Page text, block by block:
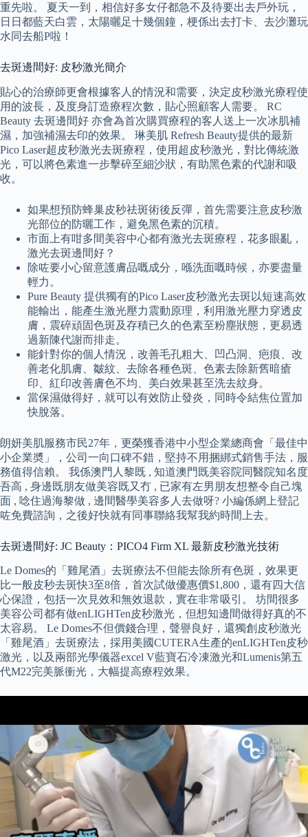
重先啦。 夏天一到，相信好多女仔都急不及待要出去戶外玩，
日日都藍天白雲，太陽曬足十幾個鐘，梗係出去打卡、去沙灘玩
水同去船P啦！
去斑邊間好: 皮秒激光簡介
貼心的治療師更會根據客人的情況和需要，決定皮秒激光療程使
用的波長，及度身訂造療程次數，貼心照顧客人需要。 RC
Beauty 去斑邊間好 亦會為首次購買療程的客人送上一次冰肌補
濕，加強補濕去印的效果。 琳美肌 Refresh Beauty提供的最新
Pico Laser超皮秒激光去斑療程，使用超皮秒激光，對比傳統激
光，可以將色素進一步擊碎至細沙狀，有助黑色素的代謝和吸
收。
如果想預防蜂巢皮秒祛斑術後反彈，首先需要注意皮秒激
光部位的防曬工作，避免黑色素的沉積。
市面上有咁多間美容中心都有激光去斑療程，花多眼亂，
激光去斑邊間好？
除咗要小心留意護膚品嘅成分，喺洗面嘅時候，亦要盡量
輕力。
Pure Beauty 提供獨有的Pico Laser皮秒激光去斑以短速高效
能輸出，能產生激光壓力震動原理，利用激光壓力穿透皮
膚，震碎頑固色斑及存積已久的色素至粉塵狀態，更易透
過新陳代謝而排走。
能針對你的個人情況，改善毛孔粗大、凹凸洞、疤痕、改
善老化肌膚、皺紋、去除各種色斑、色素去除新舊暗瘡
印、紅印改善膚色不均、美白效果甚至洗去紋身。
當保濕做得好，就可以有效防止發炎，同時令結焦位置加
快脫落。
朗妍美肌服務市民27年，更榮獲香港中小型企業總商會「最佳中
小企業奬」，公司一向口碑不錯，堅持不用捆綁式銷售手法，服
務值得信賴。 我係澳門人黎既 , 知道澳門既美容院同醫院知名度
吾高 , 身邊既朋友做美容既又冇 , 已家有左男朋友想整令自己塊
面 , 唸住過海黎做 , 邊間醫學美容多人去做呀? 小編係網上登記
咗免費諮詢，之後好快就有同事聯絡我幫我約時間上去。
去斑邊間好: JC Beauty：PICO4 Firm XL 最新皮秒激光技術
Le Domes的「雞尾酒」去斑療法不但能去除所有色斑，效果更
比一般皮秒去斑快3至8倍，首次試做優惠價$1,800，還有四大信
心保證，包括一次見效和無效退款，實在非常吸引。 坊間很多
美容公司都有做enLIGHTen皮秒激光，但想知邊間做得好真的不
太容易。 Le Domes不但價錢合理，聲譽良好，還獨創皮秒激光
「雞尾酒」去斑療法，採用美國CUTERA生產的enLIGHTen皮秒
激光，以及兩部光學儀器excel V藍寶石冷凍激光和Lumenis第五
代M22完美脈衝光，大幅提高療程效果。